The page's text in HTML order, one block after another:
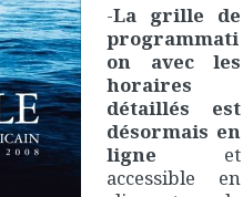
-La grille de
programmati
on avec les
horaires
détaillés est
désormais en
ligne et
accessible en